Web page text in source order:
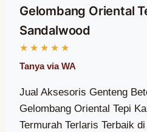
Gelombang Oriental
Sandalwood
Jual Aksesoris Genteng
Gelombang Oriental Tepi
Termurah Terlaris Terbaik